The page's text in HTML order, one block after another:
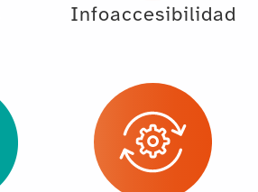
Infoaccesibilidad